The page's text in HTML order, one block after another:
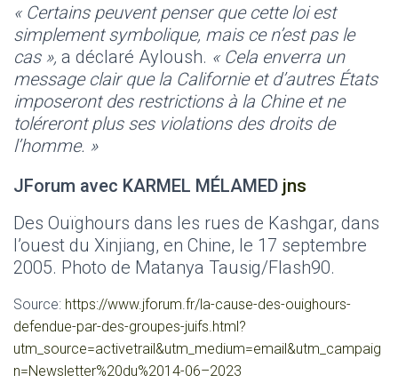
« Certains peuvent penser que cette loi est
simplement symbolique, mais ce n’est pas le
cas », a déclaré Ayloush. « Cela enverra un
message clair que la Californie et d’autres États
imposeront des restrictions à la Chine et ne
toléreront plus ses violations des droits de
l’homme. »
JForum avec KARMEL MÉLAMED jns
Des Ouïghours dans les rues de Kashgar, dans
l’ouest du Xinjiang, en Chine, le 17 septembre
2005. Photo de Matanya Tausig/Flash90.
Source: https://www.jforum.fr/la-cause-des-ouighours-
defendue-par-des-groupes-juifs.html?
utm_source=activetrail&utm_medium=email&utm_campaig
n=Newsletter%20du%2014-06–2023